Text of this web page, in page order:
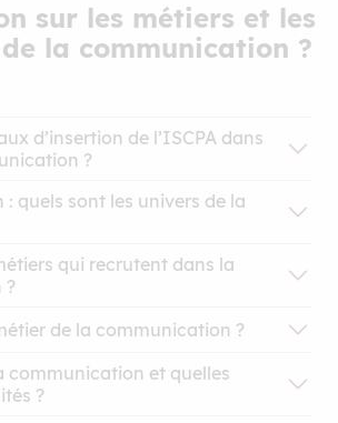
sur les métiers et les
la communication ?
d’insertion de l’ISCPA dans
?
quels sont les univers de la
qui recrutent dans la
?
de la communication ?
communication et quelles
?